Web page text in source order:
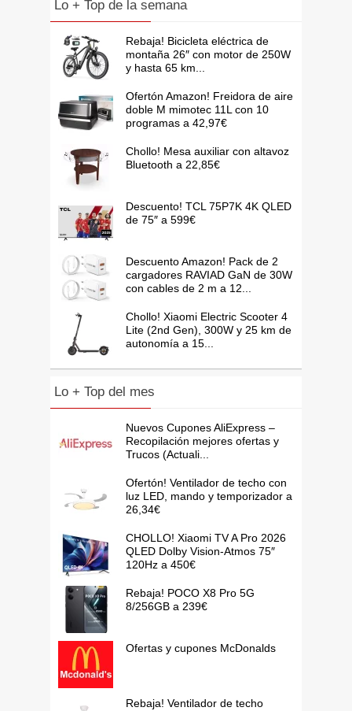
Lo + Top de la semana
Rebaja! Bicicleta eléctrica de
montaña 26″ con motor de 250W
y hasta 65 km...
Ofertón Amazon! Freidora de aire
doble M mimotec 11L con 10
programas a 42,97€
Chollo! Mesa auxiliar con altavoz
Bluetooth a 22,85€
Descuento! TCL 75P7K 4K QLED
de 75″ a 599€
Descuento Amazon! Pack de 2
cargadores RAVIAD GaN de 30W
con cables de 2 m a 12...
Chollo! Xiaomi Electric Scooter 4
Lite (2nd Gen), 300W y 25 km de
autonomía a 15...
Lo + Top del mes
Nuevos Cupones AliExpress –
Recopilación mejores ofertas y
Trucos (Actuali...
Ofertón! Ventilador de techo con
luz LED, mando y temporizador a
26,34€
CHOLLO! Xiaomi TV A Pro 2026
QLED Dolby Vision-Atmos 75″
120Hz a 450€
Rebaja! POCO X8 Pro 5G
8/256GB a 239€
Ofertas y cupones McDonalds
Rebaja! Ventilador de techo